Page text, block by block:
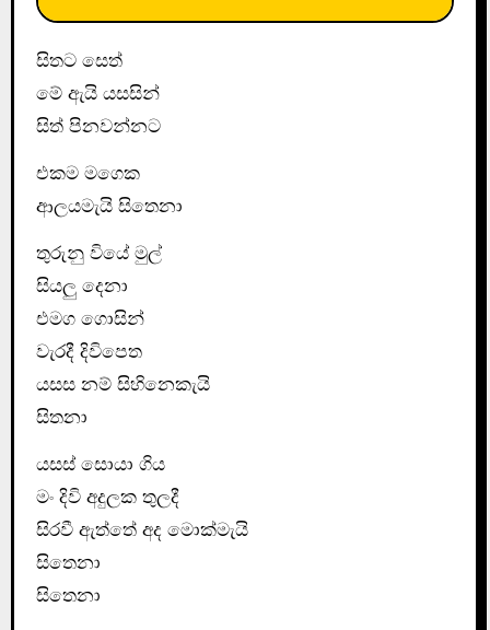
සිතට සෙත්
මේ ඇයි යසසින්
සිත් පිනවන්නට
එකම මගෙක
ආලයමැයි සිතෙනා
තුරුනු වියේ මුල්
සියලු දෙනා
එමග ගොසින්
වැරදී දිවිපෙත
යසස නම් සිහිනෙකැයි
සිතනා
යසස් සොයා ගිය
මං දිවි අදුලක තුලදී
සිරවී ඇත්තේ අද මොක්මැයි
සිතෙනා
සිතෙනා